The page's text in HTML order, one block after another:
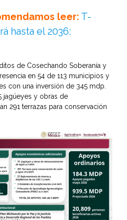
leer: T-
hasta el 2036:
de Cosechando Soberanía y
en 54 de 113 municipios y
con una inversión de 345 mdp.
jagüeyes y obras de
291 terrazas para conservación